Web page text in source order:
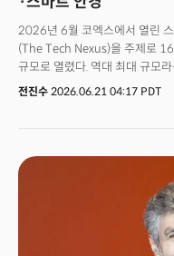
2026년 6월 코엑스에서 열린
(The Tech Nexus)을 주제로
규모로 열렸다. 역대 최대 규모
무게중심이 이동했다는 사실이
공간컴퓨팅이 하나의 기술 비
영역의 AI 전환을 한자리에서
페스티벌(KMF 2026) 역시
흐름으로 연결되고 있음을 보
스크린 안에 머무르지 않는다"
증명한 것은 강연장이 아니라
전진수 2026.06.21 04:17 PDT